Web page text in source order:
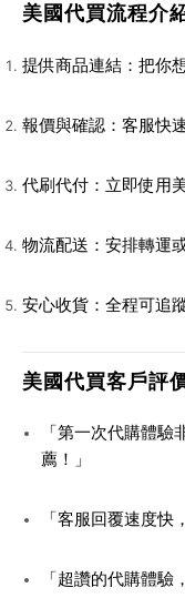
美國代買流程介
提供商品連結 ：把你
報價與確認 ：客服快
代刷代付 ：立即使用
物流配送 ：安排轉運
安心收貨 ：全程可追
美國代買客戶評
「第一次代購體
薦！」
「客服回覆速度快
「超讚的代購體驗